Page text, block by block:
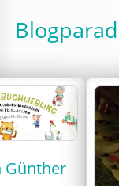
Günther